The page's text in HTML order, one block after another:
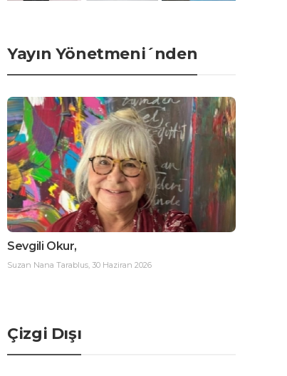
Yayın Yönetmeni´nden
Sevgili Okur,
Suzan Nana Tarablus, 30 Haziran 2026
Çizgi Dışı